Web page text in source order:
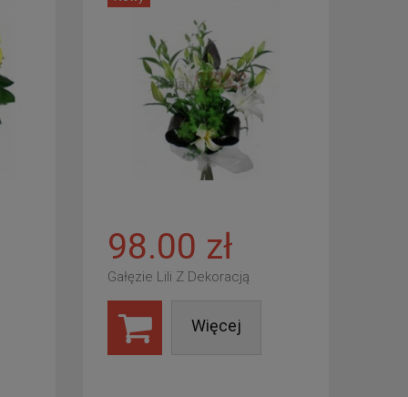
98.00 zł
Gałęzie Lili Z Dekoracją
Więcej